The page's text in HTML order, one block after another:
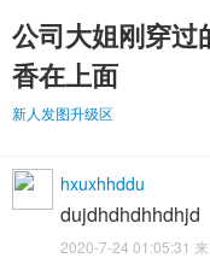
公司大姐刚穿过
香在上面
新人发图升级区
hxuxhhddu
dujdhdhdhhdhjd
2020-7-24 01:05:31 来